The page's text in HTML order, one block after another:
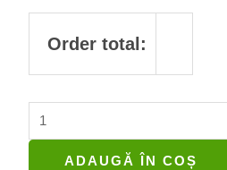
Order total:
ADAUGĂ ÎN COȘ